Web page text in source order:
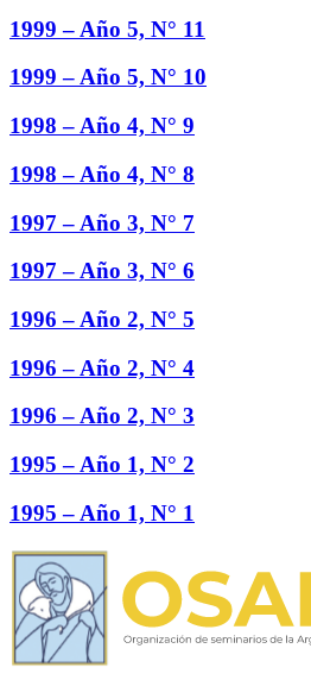
1999 – Año 5, N° 11
1999 – Año 5, N° 10
1998 – Año 4, N° 9
1998 – Año 4, N° 8
1997 – Año 3, N° 7
1997 – Año 3, N° 6
1996 – Año 2, N° 5
1996 – Año 2, N° 4
1996 – Año 2, N° 3
1995 – Año 1, N° 2
1995 – Año 1, N° 1